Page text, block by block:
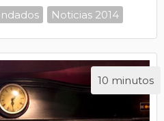
Noticias 2014
10 minutos